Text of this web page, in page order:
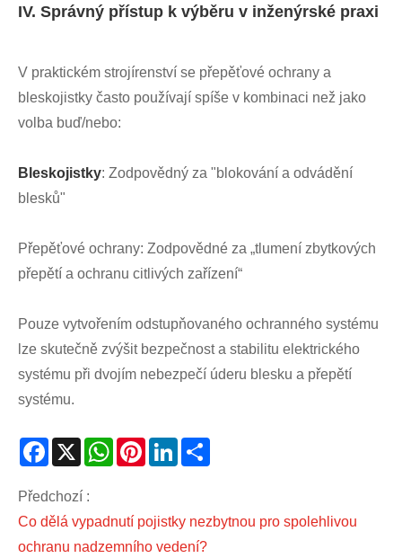
IV. Správný přístup k výběru v inženýrské praxi
V praktickém strojírenství se přepěťové ochrany a
bleskojistky často používají spíše v kombinaci než jako
volba buď/nebo:
Bleskojistky: Zodpovědný za "blokování a odvádění
blesků"
Přepěťové ochrany: Zodpovědné za „tlumení zbytkových
přepětí a ochranu citlivých zařízení“
Pouze vytvořením odstupňovaného ochranného systému
lze skutečně zvýšit bezpečnost a stabilitu elektrického
systému při dvojím nebezpečí úderu blesku a přepětí
systému.
Facebook
X WhatsAppPinterestLinkedIn
Předchozí :
Co dělá vypadnutí pojistky nezbytnou pro spolehlivou
ochranu nadzemního vedení?